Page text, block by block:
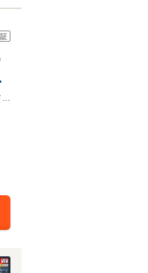
★グループ約３０，０００台の在庫から取り寄せ可能！★後期Ｅ型 セイフティプラス 禁煙車 純正８型ナビ バックカメラ ドラレコ 純正１８インチアルミ